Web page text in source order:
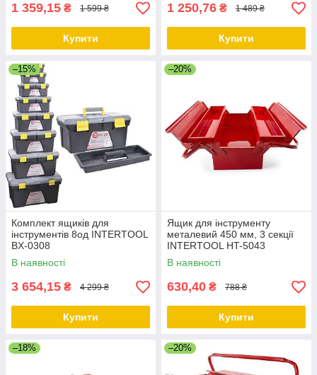
1 359,15 ₴ 1 599 ₴
Купити
1 250,76 ₴ 1 489 ₴
Купити
–15%
Комплект ящиків для
інструментів 8од INTERTOOL
BX-0308
В наявності
3 654,15 ₴ 4 299 ₴
Купити
–20%
Ящик для інструменту
металевий 450 мм, 3 секції
INTERTOOL HT-5043
В наявності
630,40 ₴ 788 ₴
Купити
–18% –20%